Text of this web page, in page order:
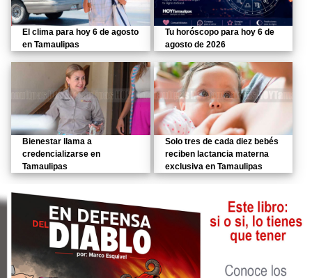
El clima para hoy 6 de agosto
en Tamaulipas
Tu horóscopo para hoy 6 de
agosto de 2026
Bienestar llama a
credencializarse en
Tamaulipas
Solo tres de cada diez bebés
reciben lactancia materna
exclusiva en Tamaulipas